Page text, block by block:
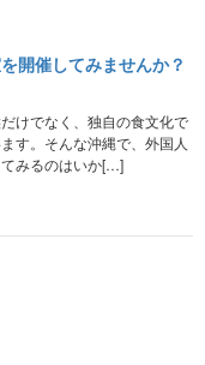
開催してみませんか？
けでなく、独自の食文化で
す。そんな沖縄で、外国人
みるのはいか[…]